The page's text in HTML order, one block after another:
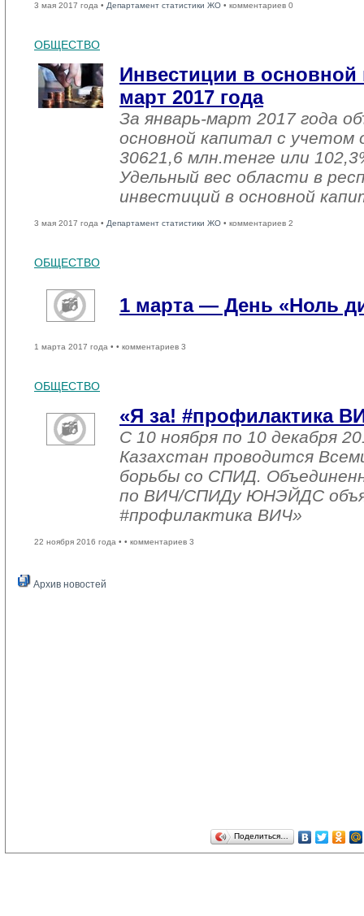
3 мая 2017 года • Департамент статистики ЖО • комментариев 0
ОБЩЕСТВО
Инвестиции в основной
март 2017 года
За январь-март 2017 года
основной капитал с учетом
30621,6 млн.тенге или
Удельный вес области в
инвестиций в основной
3 мая 2017 года • Департамент статистики ЖО • комментариев 2
ОБЩЕСТВО
1 марта — День «Ноль
1 марта 2017 года • • комментариев 3
ОБЩЕСТВО
«Я за! #профилактика
С 10 ноября по 10 декабря
Казахстан проводится
борьбы со СПИД.
по ВИЧ/СПИДу ЮНЭЙДС
#профилактика ВИЧ»
22 ноября 2016 года • • комментариев 3
Архив новостей
Поделиться…